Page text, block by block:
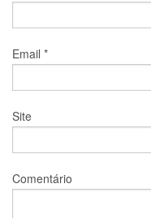
Email *
Site
Comentário